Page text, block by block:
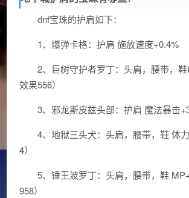
dnf宝珠的护肩如下：
1、爆弹卡格：护肩 施放速度+0.4%
2、巨树守护者罗丁：头肩，腰带，
效果556）
3、邪龙斯皮兹头部：护肩 魔法暴击
4、地狱三头犬：头肩，腰带，鞋 体
4）
5、锤王波罗丁：头肩，腰带，鞋
958）